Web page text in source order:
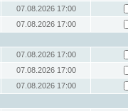
07.08.2026 17:00
07.08.2026 17:00
07.08.2026 17:00
07.08.2026 17:00
07.08.2026 17:00